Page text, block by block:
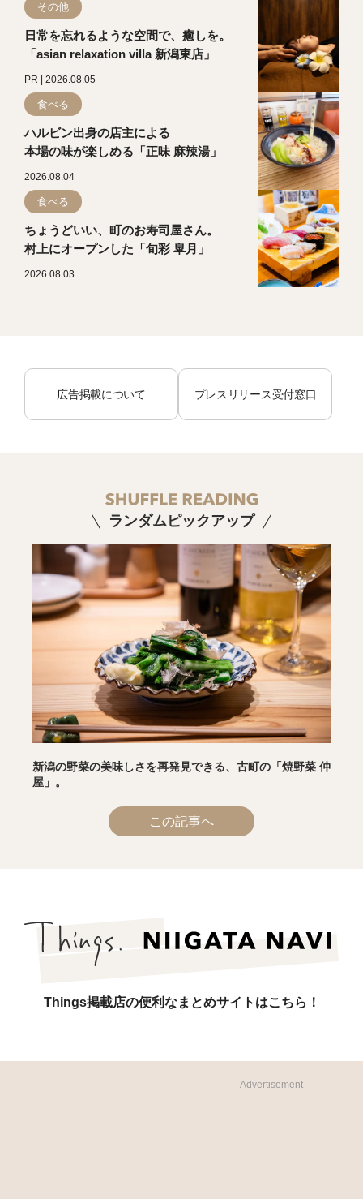
その他
日常を忘れるような空間で、癒しを。
「asian relaxation villa 新潟東店」
PR | 2026.08.05
食べる
ハルビン出身の店主による
本場の味が楽しめる「正味 麻辣湯」
2026.08.04
食べる
ちょうどいい、町のお寿司屋さん。
村上にオープンした「旬彩 皐月」
2026.08.03
広告掲載について プレスリリース受付窓口
ランダムピックアップ
新潟の野菜の美味しさを再発見できる、古町の「焼野菜 仲
屋」。
この記事へ
Things掲載店の便利なまとめサイトはこちら！
Advertisement